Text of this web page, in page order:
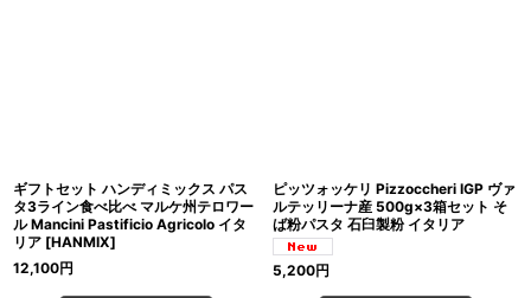
ギフトセット ハンディミックス パス
タ3ライン食べ比べ マルケ州テロワー
ル Mancini Pastificio Agricolo イタ
リア [HANMIX]
12,100円
ピッツォッケリ Pizzoccheri IGP ヴァ
ルテッリーナ産 500g×3箱セット そ
ば粉パスタ 石臼製粉 イタリア
5,200円